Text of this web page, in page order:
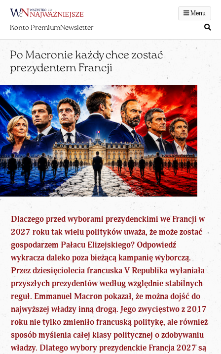
Menu
Konto PremiumNewsletter
Po Macronie każdy chce zostać
prezydentem Francji
Dlaczego przedwyborami prezydenckimi we Francji w
2027 rokutak wielu polityków uważa, że może zostać
gospodarzem Pałacu Elizejskiego? Odpowiedź
wykracza daleko poza bieżącą kampanię wyborczą.
Przez dziesięciolecia francuska V Republika wyłaniała
przyszłych prezydentów według względnie stabilnych
reguł. Emmanuel Macron pokazał, że można dojść do
najwyższej władzy inną drogą. Jego zwycięstwo z 2017
roku nie tylko zmieniło francuską politykę, ale również
sposób myślenia całej klasy politycznej o zdobywaniu
władzy. Dlatego wybory prezydenckie Francja 2027 są